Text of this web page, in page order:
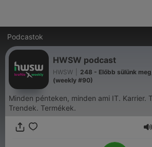
Podcastok
HWSW podcast
HWSW
248 - Előbb sülünk
(weekly #90)
Minden pénteken, minden ami IT. Karrier.
Trendek. Termékek.